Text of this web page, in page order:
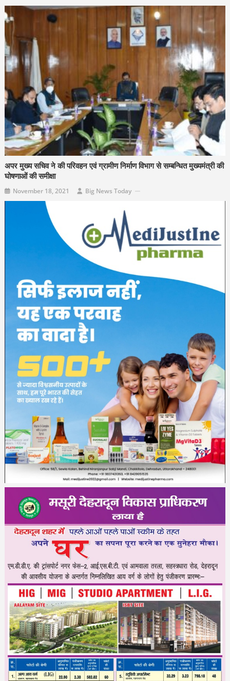
अपर मुख्य सचिव ने की परिवहन एवं ग्रामीण निर्माण विभाग से सम्बन्धित मुख्यमंत्री की
घोषणाओं की समीक्षा
November 18, 2021 Big News Today